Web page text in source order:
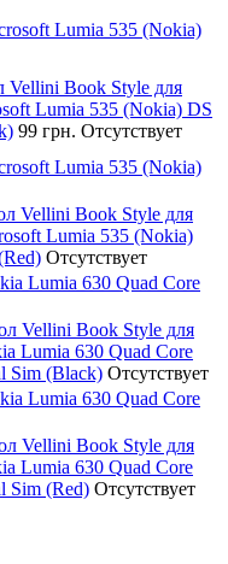
Lumia 535 (Nokia)
Vellini Book Style для
Lumia 535 (Nokia) DS
99 грн. Отсутствует
Lumia 535 (Nokia)
Vellini Book Style для
Lumia 535 (Nokia)
Отсутствует
Lumia 630 Quad Core
Vellini Book Style для
Lumia 630 Quad Core
Sim (Black) Отсутствует
Lumia 630 Quad Core
Vellini Book Style для
Lumia 630 Quad Core
Sim (Red) Отсутствует